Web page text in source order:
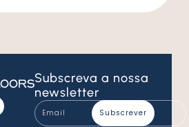
Subscreva a nossa
newsletter
Email
*